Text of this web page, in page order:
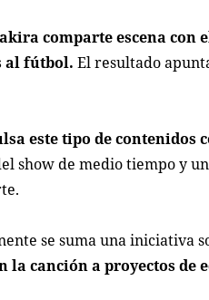
comparte escena
al fútbol. El resultado
este tipo de
show de medio tiempo y
se suma una iniciativa
la canción a proyectos